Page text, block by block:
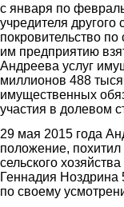
с января по
учредителя
покровительство
им предприятию
Андреева услуг
миллионов 488
имущественных
участия в долевом
29 мая 2015 года
положение,
сельского
Геннадия Ноздрина
по своему